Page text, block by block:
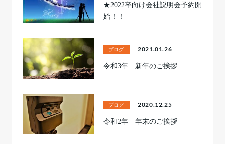
★2022卒向け会社説明会予約開
始！！
ブログ 2021.01.26
令和3年 新年のご挨拶
ブログ 2020.12.25
令和2年 年末のご挨拶